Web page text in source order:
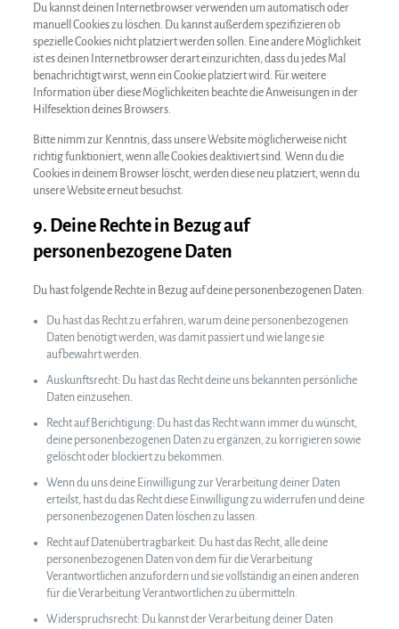
Du kannst deinen Internetbrowser verwenden um automatisch oder
manuell Cookies zu löschen. Du kannst außerdem spezifizieren ob
spezielle Cookies nicht platziert werden sollen. Eine andere Möglichkeit
ist es deinen Internetbrowser derart einzurichten, dass du jedes Mal
benachrichtigt wirst, wenn ein Cookie platziert wird. Für weitere
Information über diese Möglichkeiten beachte die Anweisungen in der
Hilfesektion deines Browsers.
Bitte nimm zur Kenntnis, dass unsere Website möglicherweise nicht
richtig funktioniert, wenn alle Cookies deaktiviert sind. Wenn du die
Cookies in deinem Browser löscht, werden diese neu platziert, wenn du
unsere Website erneut besuchst.
9. Deine Rechte in Bezug auf
personenbezogene Daten
Du hast folgende Rechte in Bezug auf deine personenbezogenen Daten:
Du hast das Recht zu erfahren, warum deine personenbezogenen
Daten benötigt werden, was damit passiert und wie lange sie
aufbewahrt werden.
Auskunftsrecht: Du hast das Recht deine uns bekannten persönliche
Daten einzusehen.
Recht auf Berichtigung: Du hast das Recht wann immer du wünscht,
deine personenbezogenen Daten zu ergänzen, zu korrigieren sowie
gelöscht oder blockiert zu bekommen.
Wenn du uns deine Einwilligung zur Verarbeitung deiner Daten
erteilst, hast du das Recht diese Einwilligung zu widerrufen und deine
personenbezogenen Daten löschen zu lassen.
Recht auf Datenübertragbarkeit: Du hast das Recht, alle deine
personenbezogenen Daten von dem für die Verarbeitung
Verantwortlichen anzufordern und sie vollständig an einen anderen
für die Verarbeitung Verantwortlichen zu übermitteln.
Widerspruchsrecht: Du kannst der Verarbeitung deiner Daten